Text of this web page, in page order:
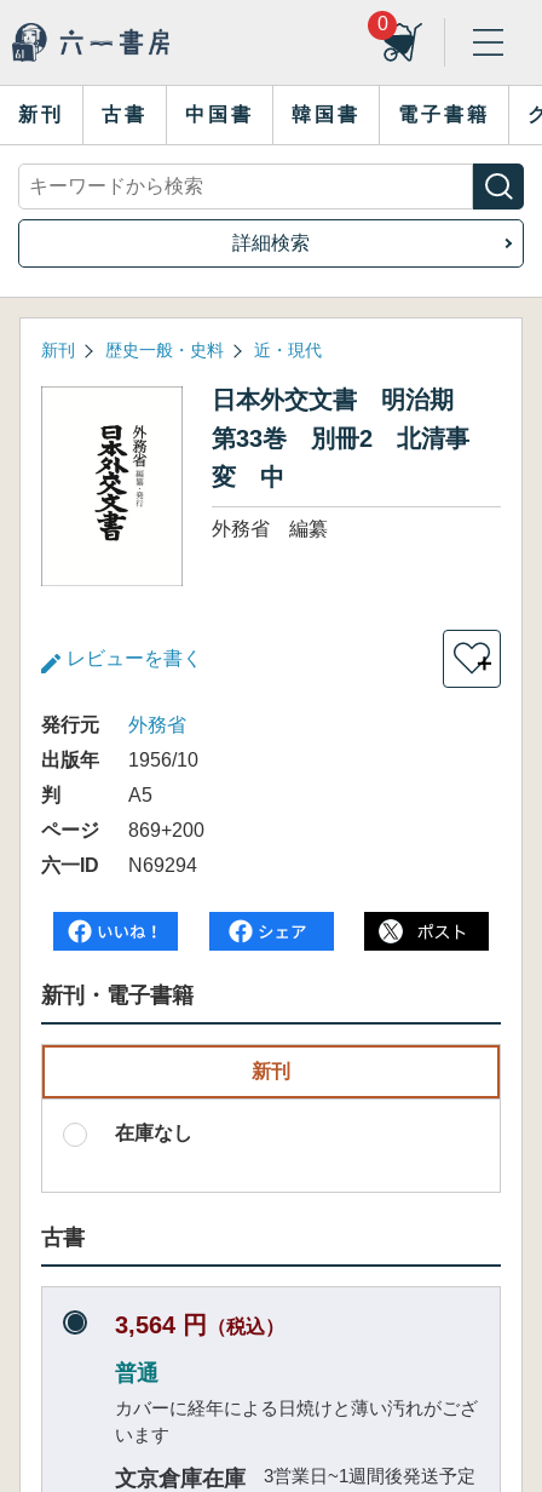
0
新刊 古書 中国書 韓国書 電子書籍
詳細検索
新刊 歴史一般・史料 近・現代
日本外交文書 明治期
第33巻 別冊2 北清事
変 中
外務省 編纂
レビューを書く ＋
発行元
外務省
出版年
1956/10
判
A5
ページ
869+200
六一ID
N69294
新刊・電子書籍
新刊
在庫なし
古書
3,564 円 （税込）
普通
カバーに経年による日焼けと薄い汚れがござ
います
文京倉庫在庫 3営業日~1週間後発送予定